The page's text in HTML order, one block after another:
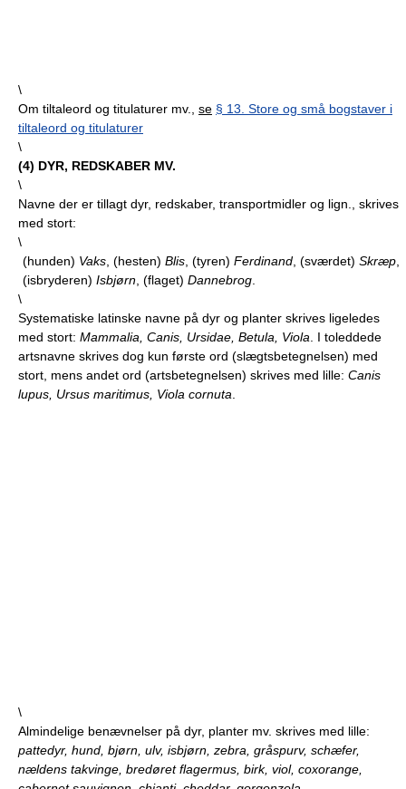
\
Om tiltaleord og titulaturer mv., se § 13. Store og små bogstaver i
tiltaleord og titulaturer
\
(4) DYR, REDSKABER MV.
\
Navne der er tillagt dyr, redskaber, transportmidler og lign., skrives
med stort:
\
(hunden) Vaks , (hesten) Blis , (tyren) Ferdinand , (sværdet) Skræp
(isbryderen) Isbjørn , (flaget) Dannebrog
\
Systematiske latinske navne på dyr og planter skrives ligeledes
med stort: Mammalia, Canis, Ursidae, Betula, Viola . I toleddede
artsnavne skrives dog kun første ord (slægtsbetegnelsen) med
stort, mens andet ord (artsbetegnelsen) skrives med lille: Canis
lupus, Ursus maritimus, Viola cornuta
\
Almindelige benævnelser på dyr, planter mv. skrives med lille:
pattedyr, hund, bjørn, ulv, isbjørn, zebra, gråspurv, schæfer,
nældens takvinge, bredøret flagermus, birk, viol, coxorange,